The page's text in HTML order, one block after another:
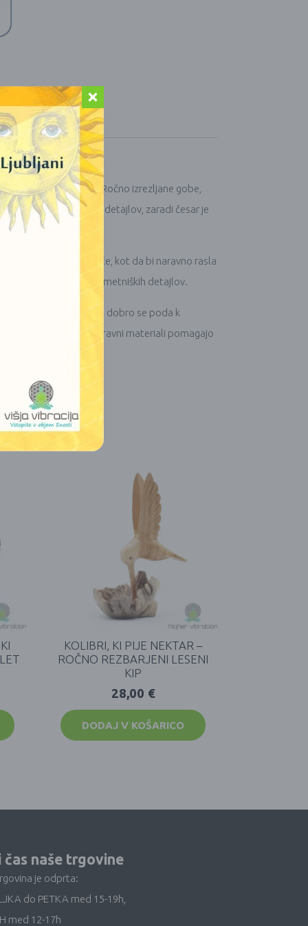
navdihuje narava. Ročno izrezljane gobe,
robustnih organskih detajlov, zaradi česar je
nekoliko drugače, kot da bi naravno rasla
poln topline in umetniških detajlov.
Še posebej dobro se poda k
kjer tekstura in naravni materiali pomagajo
KOLIBRI, KI PIJE NEKTAR –
ROČNO REZBARJENI LESENI
KIP
28,00 €
DODAJ V KOŠARICO
čas naše trgovine
je odprta:
do PETKA med 15-19h,
med 12-17h